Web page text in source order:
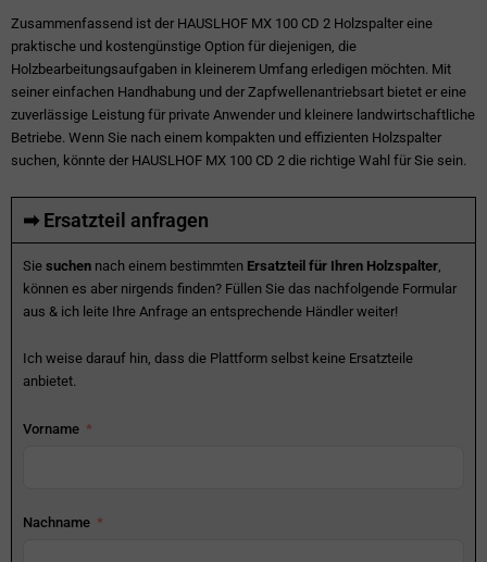
Zusammenfassend ist der HAUSLHOF MX 100 CD 2 Holzspalter eine
praktische und kostengünstige Option für diejenigen, die
Holzbearbeitungsaufgaben in kleinerem Umfang erledigen möchten. Mit
seiner einfachen Handhabung und der Zapfwellenantriebsart bietet er eine
zuverlässige Leistung für private Anwender und kleinere landwirtschaftliche
Betriebe. Wenn Sie nach einem kompakten und effizienten Holzspalter
suchen, könnte der HAUSLHOF MX 100 CD 2 die richtige Wahl für Sie sein.
➡ Ersatzteil anfragen
Sie suchen nach einem bestimmten Ersatzteil für Ihren Holzspalter
können es aber nirgends finden? Füllen Sie das nachfolgende Formular
aus & ich leite Ihre Anfrage an entsprechende Händler weiter!
Ich weise darauf hin, dass die Plattform selbst keine Ersatzteile
anbietet.
Vorname
Nachname